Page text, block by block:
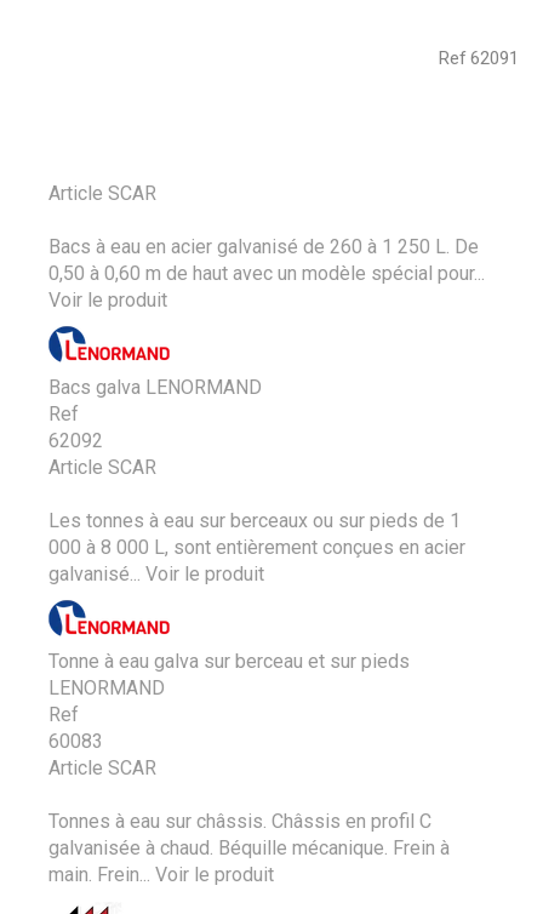
Ref62091
Article SCAR
Bacs à eau en acier galvanisé de 260 à 1 250 L. De
0,50 à 0,60 m de haut avec un modèle spécial pour...
Voir le produit
Bacs galva LENORMAND
Ref
62092
Article SCAR
Les tonnes à eau sur berceaux ou sur pieds de 1
000 à 8 000 L, sont entièrement conçues en acier
galvanisé...
Voir le produit
Tonne à eau galva sur berceau et sur pieds
LENORMAND
Ref
60083
Article SCAR
Tonnes à eau sur châssis. Châssis en profil C
galvanisée à chaud. Béquille mécanique. Frein à
main. Frein...
Voir le produit